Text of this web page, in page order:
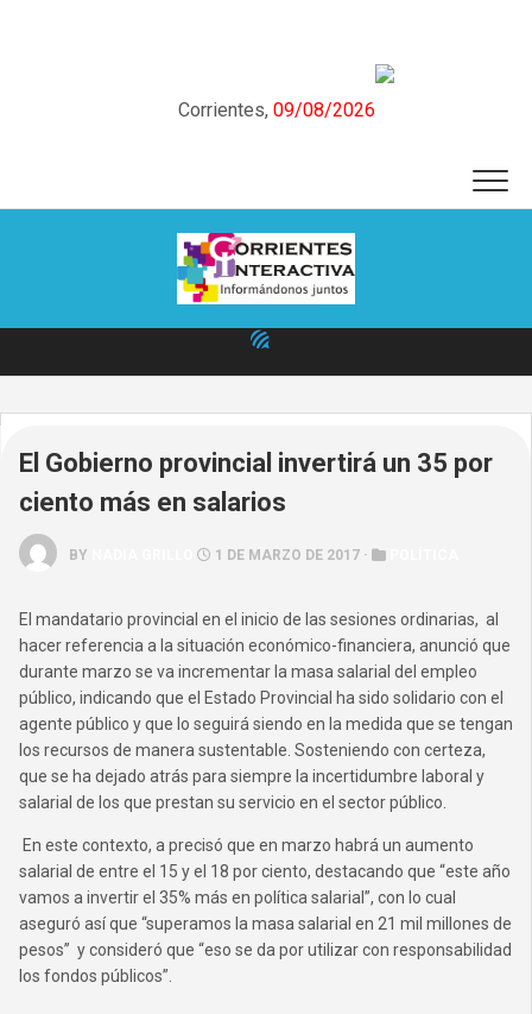
Corrientes, 09/08/2026
El Gobierno provincial invertirá un 35 por
ciento más en salarios
BY 1 DE MARZO DE 2017 ·
El mandatario provincial en el inicio de las sesiones ordinarias, al
hacer referencia a la situación económico-financiera, anunció que
durante marzo se va incrementar la masa salarial del empleo
público, indicando que el Estado Provincial ha sido solidario con el
agente público y que lo seguirá siendo en la medida que se tengan
los recursos de manera sustentable. Sosteniendo con certeza,
que se ha dejado atrás para siempre la incertidumbre laboral y
salarial de los que prestan su servicio en el sector público.
En este contexto, a precisó que en marzo habrá un aumento
salarial de entre el 15 y el 18 por ciento, destacando que “este año
vamos a invertir el 35% más en política salarial”, con lo cual
aseguró así que “superamos la masa salarial en 21 mil millones de
pesos” y consideró que “eso se da por utilizar con responsabilidad
los fondos públicos”.